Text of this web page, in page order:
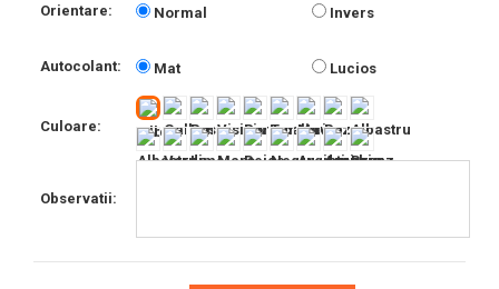
Orientare: Normal Invers
Autocolant: Mat Lucios
Culoare:
Observatii: